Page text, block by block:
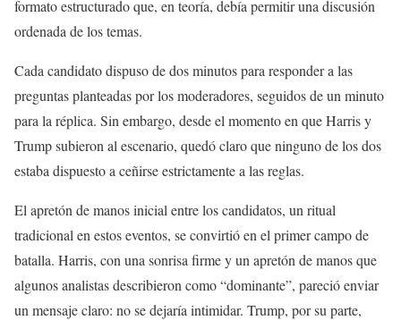
formato estructurado que, en teoría, debía permitir una discusión
ordenada de los temas.
Cada candidato dispuso de dos minutos para responder a las
preguntas planteadas por los moderadores, seguidos de un minuto
para la réplica. Sin embargo, desde el momento en que Harris y
Trump subieron al escenario, quedó claro que ninguno de los dos
estaba dispuesto a ceñirse estrictamente a las reglas.
El apretón de manos inicial entre los candidatos, un ritual
tradicional en estos eventos, se convirtió en el primer campo de
batalla. Harris, con una sonrisa firme y un apretón de manos que
algunos analistas describieron como “dominante”, pareció enviar
un mensaje claro: no se dejaría intimidar. Trump, por su parte,